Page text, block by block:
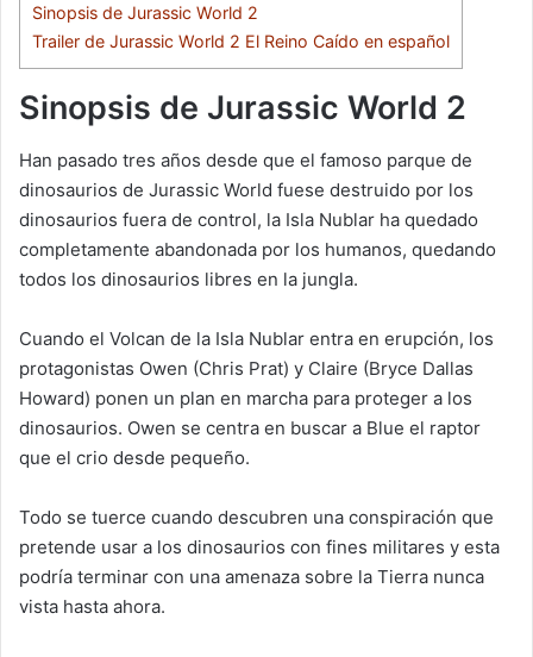
Sinopsis de Jurassic World 2
Trailer de Jurassic World 2 El Reino Caído en español
Sinopsis de Jurassic World 2
Han pasado tres años desde que el famoso parque de
dinosaurios de Jurassic World fuese destruido por los
dinosaurios fuera de control, la Isla Nublar ha quedado
completamente abandonada por los humanos, quedando
todos los dinosaurios libres en la jungla.
Cuando el Volcan de la Isla Nublar entra en erupción, los
protagonistas Owen (Chris Prat) y Claire (Bryce Dallas
Howard) ponen un plan en marcha para proteger a los
dinosaurios. Owen se centra en buscar a Blue el raptor
que el crio desde pequeño.
Todo se tuerce cuando descubren una conspiración que
pretende usar a los dinosaurios con fines militares y esta
podría terminar con una amenaza sobre la Tierra nunca
vista hasta ahora.